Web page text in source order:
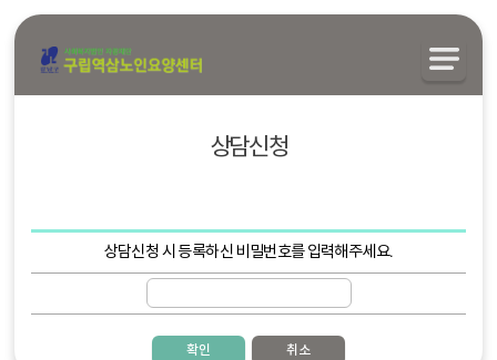
상담신청
상담신청 시 등록하신 비밀번호를 입력해주세요.
확인 취소